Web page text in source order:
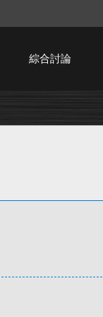
綜合討論